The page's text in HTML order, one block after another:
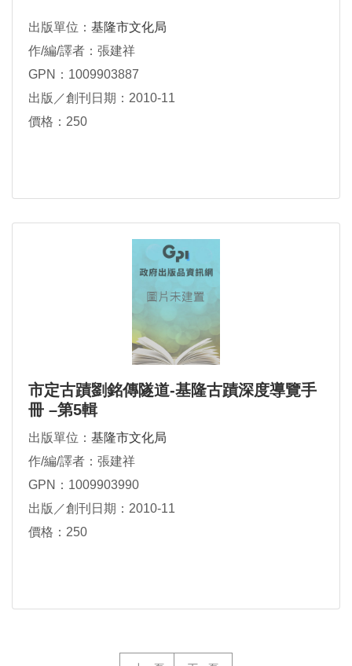
出版單位： 基隆市文化局
作/編/譯者：張建祥
GPN：1009903887
出版／創刊日期：2010-11
價格：250
市定古蹟劉銘傳隧道-基隆古蹟深度導覽手
冊 –第5輯
出版單位： 基隆市文化局
作/編/譯者：張建祥
GPN：1009903990
出版／創刊日期：2010-11
價格：250